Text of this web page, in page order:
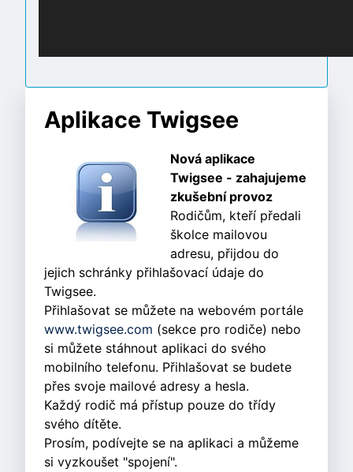
Aplikace Twigsee
Nová aplikace
Twigsee - zahajujeme
zkušební provoz
Rodičům, kteří předali
školce mailovou
adresu, přijdou do
jejich schránky přihlašovací údaje do
Twigsee.
Přihlašovat se můžete na webovém portále
www.twigsee.com (sekce pro rodiče) nebo
si můžete stáhnout aplikaci do svého
mobilního telefonu. Přihlašovat se budete
přes svoje mailové adresy a hesla.
Každý rodič má přístup pouze do třídy
svého dítěte.
Prosím, podívejte se na aplikaci a můžeme
si vyzkoušet "spojení".